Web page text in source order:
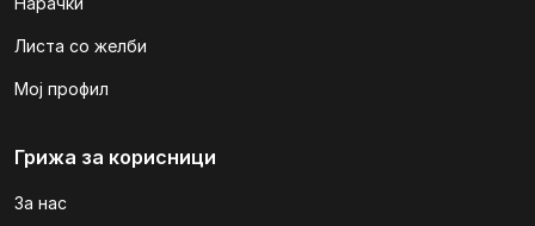
Листа со желби
Мој профил
Грижа за корисници
За нас